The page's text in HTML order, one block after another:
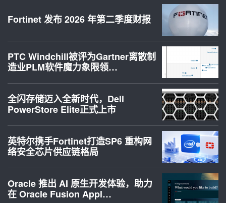
Fortinet 发布 2026 年第二季度财报
PTC Windchill被评为Gartner离散制
造业PLM软件魔力象限领…
全闪存储迈入全新时代，Dell
PowerStore Elite正式上市
英特尔携手Fortinet打造SP6 重构网
络安全芯片供应链格局
Oracle 推出 AI 原生开发体验，助力
在 Oracle Fusion Appl…